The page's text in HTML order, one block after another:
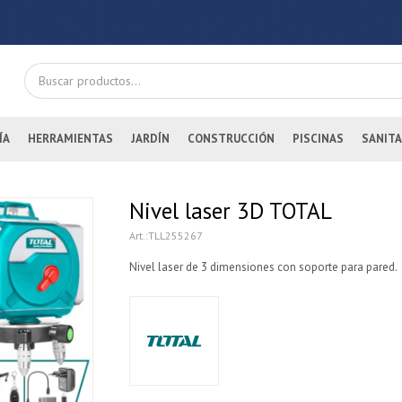
HERRAMIENTAS JARDÍN CONSTRUCCIÓN PISCINAS
Nivel laser 3D TOTAL
TLL255267
Nivel laser de 3 dimensiones con soporte para pared.